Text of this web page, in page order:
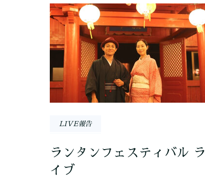
投
稿
ナ
ビ
ゲ
ー
シ
ョ
LIVE報告
ランタンフェスティバル ラ
イブ